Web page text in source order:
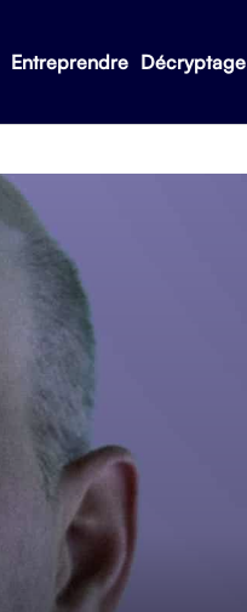
Entreprendre Décryptage